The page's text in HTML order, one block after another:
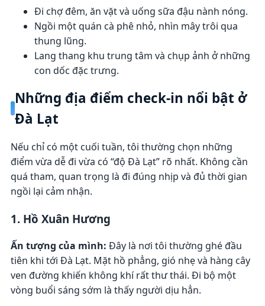
Đi chợ đêm, ăn vặt và uống sữa đậu nành nóng.
Ngồi một quán cà phê nhỏ, nhìn mây trôi qua
thung lũng.
Lang thang khu trung tâm và chụp ảnh ở những
con dốc đặc trưng.
Những địa điểm check-in nổi bật ở
Đà Lạt
Nếu chỉ có một cuối tuần, tôi thường chọn những
điểm vừa dễ đi vừa có “độ Đà Lạt” rõ nhất. Không cần
quá tham, quan trọng là đi đúng nhịp và đủ thời gian
ngồi lại cảm nhận.
1. Hồ Xuân Hương
Ấn tượng của mình: Đây là nơi tôi thường ghé đầu
tiên khi tới Đà Lạt. Mặt hồ phẳng, gió nhẹ và hàng cây
ven đường khiến không khí rất thư thái. Đi bộ một
vòng buổi sáng sớm là thấy người dịu hẳn.